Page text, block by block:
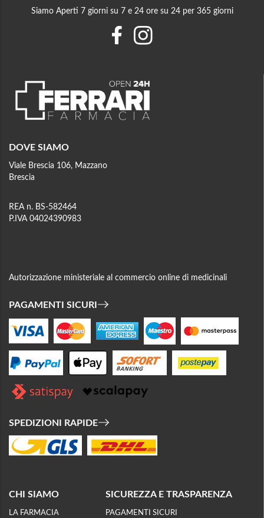
DOVE SIAMO
Viale Brescia 106, Mazzano
Brescia
REA n. BS-582464
P.IVA 04024390983
Autorizzazione ministeriale al commercio online di medicinali
PAGAMENTI SICURI
SPEDIZIONI RAPIDE
CHI SIAMO
LA FARMACIA
SICUREZZA E TRASPARENZA
PAGAMENTI SICURI
Siamo Aperti 7 giorni su 7 e 24 ore su 24 per 365 giorni